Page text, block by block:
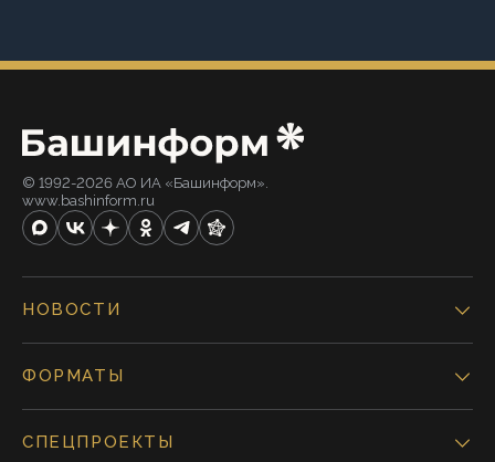
© 1992-2026 АО ИА «Башинформ».
www.bashinform.ru
НОВОСТИ
ФОРМАТЫ
СПЕЦПРОЕКТЫ